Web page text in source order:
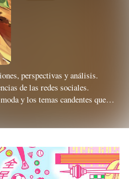
perspectivas y análisis.
de las redes sociales.
y los temas candentes que